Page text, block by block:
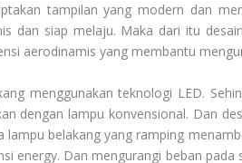
tampilan yang modern dan
dan siap melaju. Maka dari itu
aerodinamis yang membantu
menggunakan teknologi LED.
dengan lampu konvensional. Dan
lampu belakang yang ramping
energy. Dan mengurangi beban